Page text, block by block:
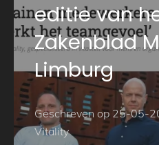
editie van
Zakenblad
Limburg
Geschreven op 25-05-
Vitality